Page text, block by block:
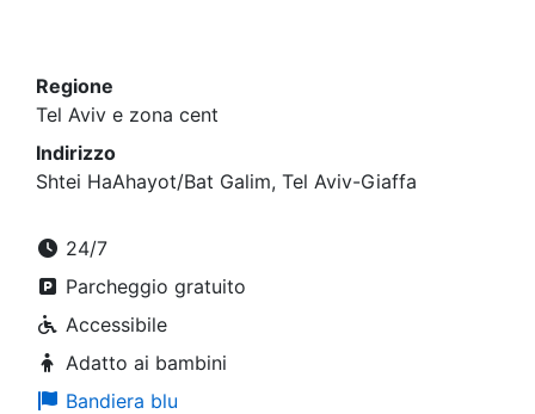
Regione
Tel Aviv e zona cent
Indirizzo
Shtei HaAhayot/Bat Galim, Tel Aviv-Giaffa
24/7
Parcheggio gratuito
Accessibile
Adatto ai bambini
Bandiera blu